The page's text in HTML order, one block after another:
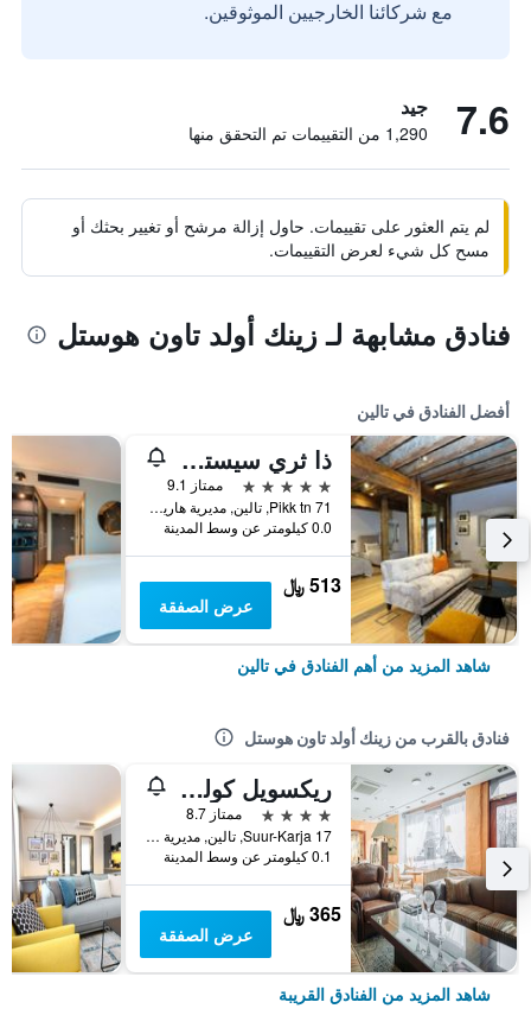
مع شركائنا الخارجيين الموثوقين.
7.6 جيد
1,290 من التقييمات تم التحقق منها
لم يتم العثور على تقييمات. حاول إزالة مرشح أو تغيير بحثك أو
مسح كل شيء لعرض التقييمات.
فنادق مشابهة لـ زينك أولد تاون هوستل
أفضل الفنادق في تالين
ذا ثري سيسترز هوتل
5 نجوم
ممتاز 9.1
71 Pikk tn, تالين, مديرية هاريو, أستونيا
0.0 كيلومتر عن وسط المدينة
513 ﷼
عرض الصفقة
شاهد المزيد من أهم الفنادق في تالين
فنادق بالقرب من زينك أولد تاون هوستل
ريكسويل كوليكشن سافوي بوتيك هوتل
4 نجوم
ممتاز 8.7
17 Suur-Karja, تالين, مديرية هاريو, أستونيا
0.1 كيلومتر عن وسط المدينة
365 ﷼
عرض الصفقة
شاهد المزيد من الفنادق القريبة